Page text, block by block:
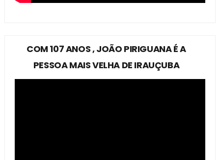
COM 107 ANOS , JOÃO PIRIGUANA É A
PESSOA MAIS VELHA DE IRAUÇUBA